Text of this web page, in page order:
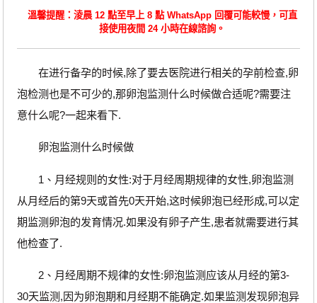
溫馨提醒：淩晨 12 點至早上 8 點 WhatsApp 回覆可能較慢，可直
接使用夜間 24 小時在線諮詢。
在进行备孕的时候,除了要去医院进行相关的孕前检查,卵
泡检测也是不可少的,那卵泡监测什么时候做合适呢?需要注
意什么呢?一起来看下.
卵泡监测什么时候做
1、月经规则的女性:对于月经周期规律的女性,卵泡监测
从月经后的第9天或首先0天开始,这时候卵泡已经形成,可以定
期监测卵泡的发育情况.如果没有卵子产生,患者就需要进行其
他检查了.
2、月经周期不规律的女性:卵泡监测应该从月经的第3-
30天监测,因为卵泡期和月经期不能确定.如果监测发现卵泡异